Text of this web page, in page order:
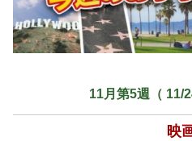
11月第5週（ 11/
映